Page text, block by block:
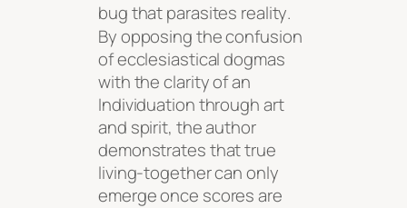
bug that parasites reality.
By opposing the confusion
of ecclesiastical dogmas
with the clarity of an
Individuation through art
and spirit, the author
demonstrates that true
living-together can only
emerge once scores are